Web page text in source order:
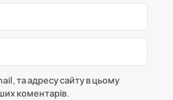
та адресу сайту в цьому
коментарів.